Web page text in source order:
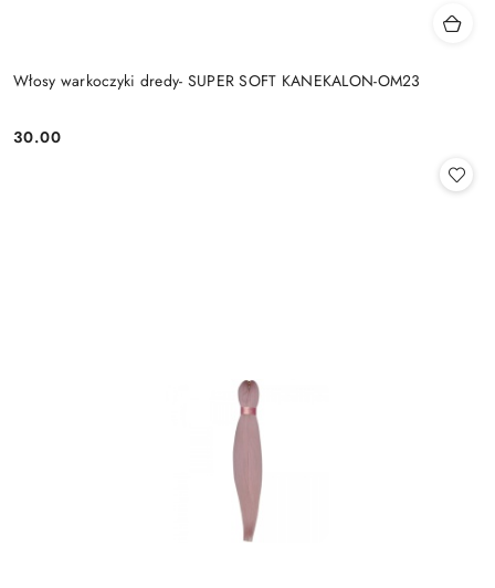
Włosy warkoczyki dredy- SUPER SOFT KANEKALON-OM23
Cena:
30.00